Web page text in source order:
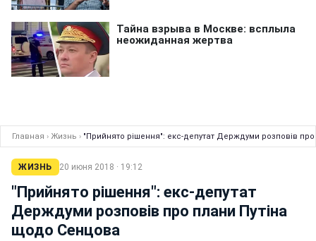
Главная › Жизнь › "Прийнято рішення": екс-депутат Держдуми розповів
ЖИЗНЬ 20 июня 2018 · 19:12
"Прийнято рішення": екс-депутат
Держдуми розповів про плани Путіна
щодо Сенцова